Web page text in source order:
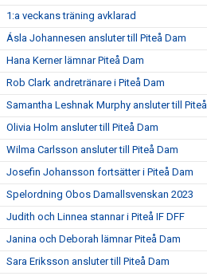
1:a veckans träning avklarad
Ásla Johannesen ansluter till Piteå Dam
Hana Kerner lämnar Piteå Dam
Rob Clark andretränare i Piteå Dam
Samantha Leshnak Murphy ansluter till Piteå
Olivia Holm ansluter till Piteå Dam
Wilma Carlsson ansluter till Piteå Dam
Josefin Johansson fortsätter i Piteå Dam
Spelordning Obos Damallsvenskan 2023
Judith och Linnea stannar i Piteå IF DFF
Janina och Deborah lämnar Piteå Dam
Sara Eriksson ansluter till Piteå Dam